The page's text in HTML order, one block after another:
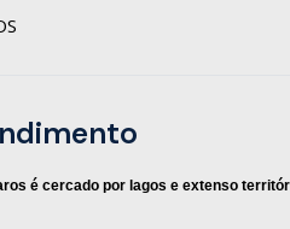
é cercado por lagos e extenso